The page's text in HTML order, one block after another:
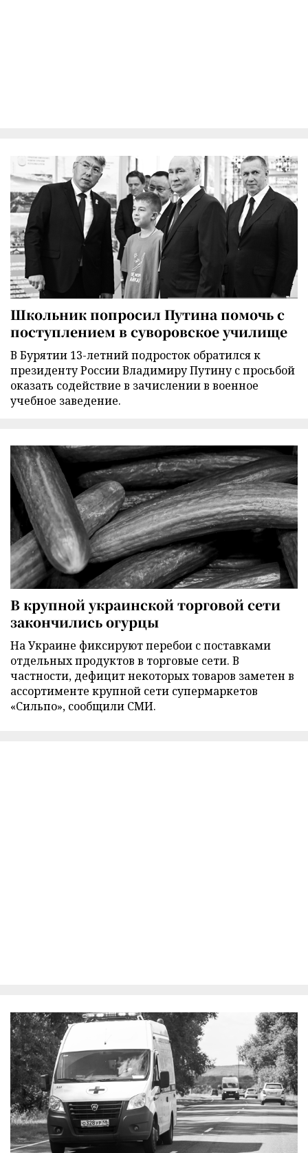
Школьник попросил Путина помочь с
поступлением в суворовское училище
В Бурятии 13-летний подросток обратился к
президенту России Владимиру Путину с просьбой
оказать содействие в зачислении в военное
учебное заведение.
В крупной украинской торговой сети
закончились огурцы
На Украине фиксируют перебои с поставками
отдельных продуктов в торговые сети. В
частности, дефицит некоторых товаров заметен в
ассортименте крупной сети супермаркетов
«Сильпо», сообщили СМИ.